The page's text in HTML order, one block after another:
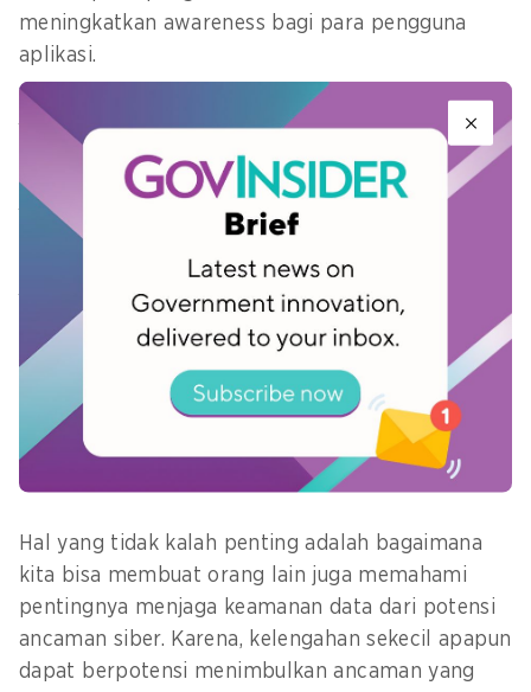
meningkatkan awareness bagi para pengguna
aplikasi.
Apa motivasi Anda memasuki
pekerjaan ini? Apa yang paling
Anda sukai dari pekerjaan Anda
dan apa kemampuan yang ingin
Anda tingkatkan?
Keamanan adalah upaya untuk melindungi hal
yang sangat berharga tidak hanya bagi diri
sendiri, namun juga bagi orang lain. Menjaga
keamanan berarti menjaga kepentingan banyak
pihak.
Hal yang tidak kalah penting adalah bagaimana
kita bisa membuat orang lain juga memahami
pentingnya menjaga keamanan data dari potensi
ancaman siber. Karena, kelengahan sekecil apapun
dapat berpotensi menimbulkan ancaman yang